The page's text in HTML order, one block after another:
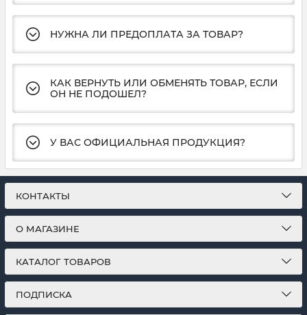
НУЖНА ЛИ ПРЕДОПЛАТА ЗА ТОВАР?
КАК ВЕРНУТЬ ИЛИ ОБМЕНЯТЬ ТОВАР, ЕСЛИ
ОН НЕ ПОДОШЕЛ?
У ВАС ОФИЦИАЛЬНАЯ ПРОДУКЦИЯ?
КОНТАКТЫ
О МАГАЗИНЕ
КАТАЛОГ ТОВАРОВ
ПОДПИСКА